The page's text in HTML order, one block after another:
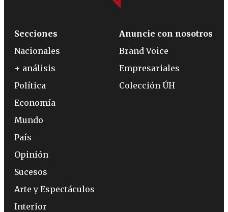
Secciones
Nacionales
+ análisis
Política
Economía
Mundo
País
Opinión
Sucesos
Arte y Espectáculos
Interior
Anuncie con nosotros
Brand Voice
Empresariales
Colección ÚH